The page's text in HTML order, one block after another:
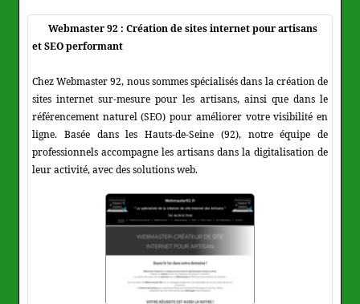
Webmaster 92 : Création de sites internet pour artisans
et SEO performant
Chez Webmaster 92, nous sommes spécialisés dans la création de
sites internet sur-mesure pour les artisans, ainsi que dans le
référencement naturel (SEO) pour améliorer votre visibilité en
ligne. Basée dans les Hauts-de-Seine (92), notre équipe de
professionnels accompagne les artisans dans la digitalisation de
leur activité, avec des solutions web.